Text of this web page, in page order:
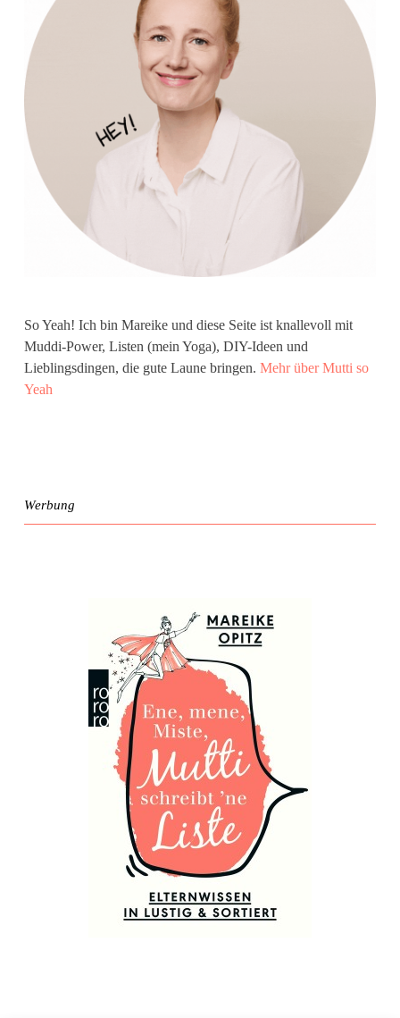
So Yeah! Ich bin Mareike und diese Seite ist knallevoll mit
Muddi-Power, Listen (mein Yoga), DIY-Ideen und
Lieblingsdingen, die gute Laune bringen.Mehr über Mutti so
Yeah
Werbung